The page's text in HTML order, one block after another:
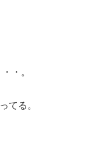
・。
てる。